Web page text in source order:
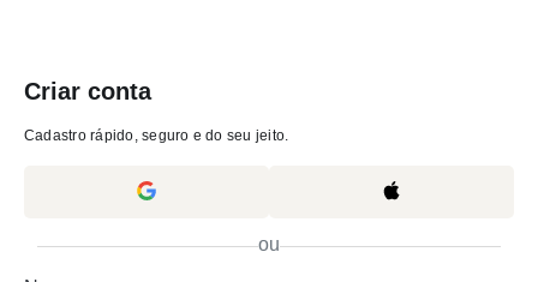
Criar conta
Cadastro rápido, seguro e do seu jeito.
ou